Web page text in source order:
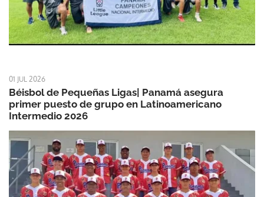
01 JUL 2026
Béisbol de Pequeñas Ligas| Panamá asegura
primer puesto de grupo en Latinoamericano
Intermedio 2026